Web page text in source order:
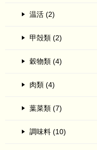
温活 (2)
甲殻類 (2)
穀物類 (4)
肉類 (4)
葉菜類 (7)
調味料 (10)